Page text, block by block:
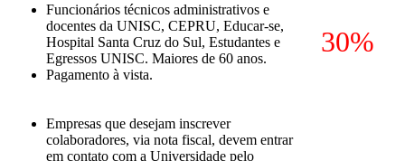
Funcionários técnicos administrativos e
docentes da UNISC, CEPRU, Educar-se,
Hospital Santa Cruz do Sul, Estudantes e
Egressos UNISC. Maiores de 60 anos.
Pagamento à vista.
30%
Empresas que desejam inscrever
colaboradores, via nota fiscal, devem entrar
em contato com a Universidade pelo